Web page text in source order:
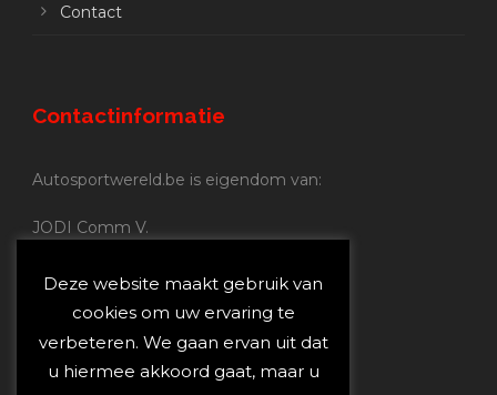
Contact
Contactinformatie
Autosportwereld.be is eigendom van:
JODI Comm V.
Nijverheidsstraat 70
2160 Wommelgem
Autosportwereld.be:
Redactie:joost@autosportwereld.be
Deze website maakt gebruik van
cookies om uw ervaring te
verbeteren. We gaan ervan uit dat
u hiermee akkoord gaat, maar u